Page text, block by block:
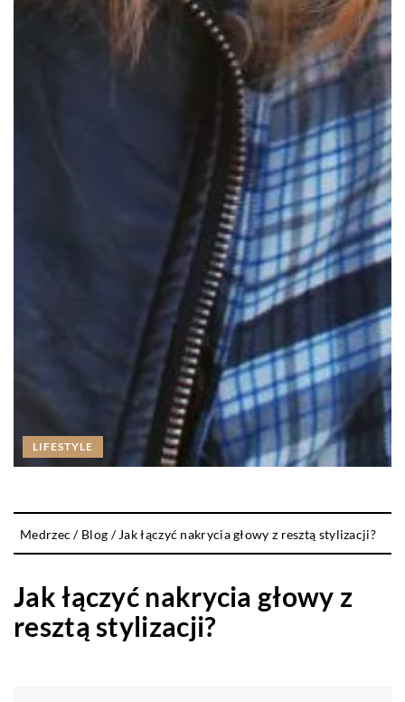
LIFESTYLE
Medrzec / Blog / Jak łączyć nakrycia głowy z resztą stylizacji?
Jak łączyć nakrycia głowy z
resztą stylizacji?